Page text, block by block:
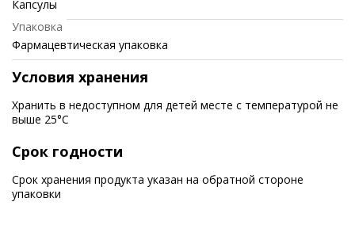
Капсулы
Упаковка
Фармацевтическая упаковка
Условия хранения
Хранить в недоступном для детей месте с температурой не
выше 25°C
Срок годности
Срок хранения продукта указан на обратной стороне
упаковки